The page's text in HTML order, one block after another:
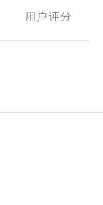
用户评分